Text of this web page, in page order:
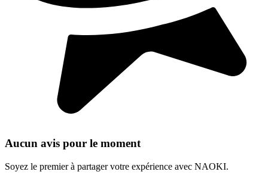
Aucun avis pour le moment
Soyez le premier à partager votre expérience avec NAOKI.